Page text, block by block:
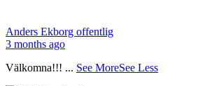
Anders Ekborg offentlig
3 months ago
Välkomna!!! ... See MoreSee Less